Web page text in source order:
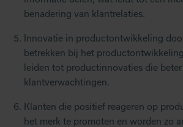
benadering van klantrelaties.
Innovatie in productontwikkeling
betrekken bij het
leiden tot productinnovaties die
klantverwachtingen.
Klanten die positief reageren op
het merk te promoten en worden zo